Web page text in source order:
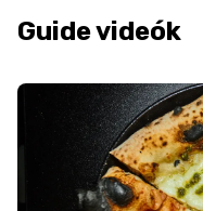
Guide videók